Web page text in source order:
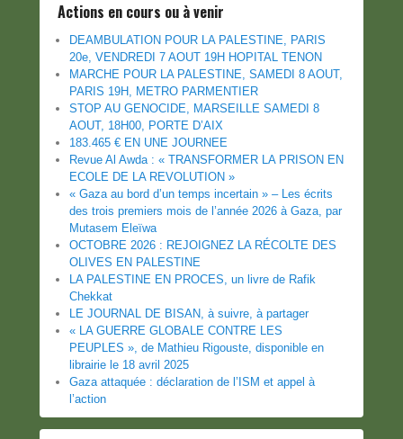
Actions en cours ou à venir
DEAMBULATION POUR LA PALESTINE, PARIS
20e, VENDREDI 7 AOUT 19H HOPITAL TENON
MARCHE POUR LA PALESTINE, SAMEDI 8 AOUT,
PARIS 19H, METRO PARMENTIER
STOP AU GENOCIDE, MARSEILLE SAMEDI 8
AOUT, 18H00, PORTE D’AIX
183.465 € EN UNE JOURNEE
Revue Al Awda : « TRANSFORMER LA PRISON EN
ECOLE DE LA REVOLUTION »
« Gaza au bord d’un temps incertain » – Les écrits
des trois premiers mois de l’année 2026 à Gaza, par
Mutasem Eleïwa
OCTOBRE 2026 : REJOIGNEZ LA RÉCOLTE DES
OLIVES EN PALESTINE
LA PALESTINE EN PROCES, un livre de Rafik
Chekkat
LE JOURNAL DE BISAN, à suivre, à partager
« LA GUERRE GLOBALE CONTRE LES
PEUPLES », de Mathieu Rigouste, disponible en
librairie le 18 avril 2025
Gaza attaquée : déclaration de l’ISM et appel à
l’action